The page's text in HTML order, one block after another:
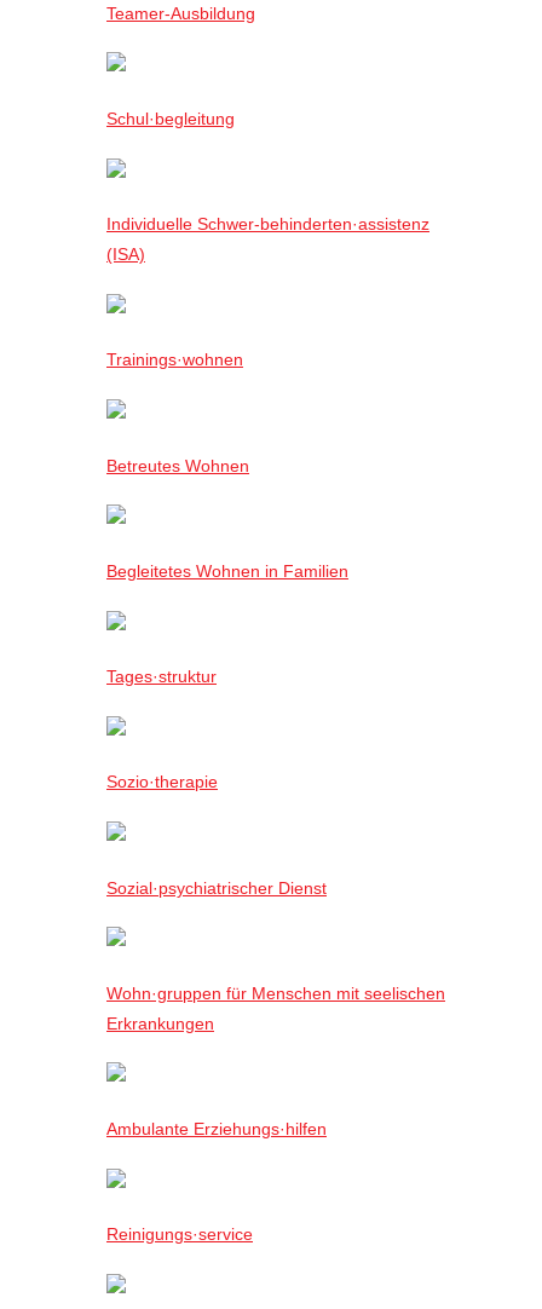
Teamer-Ausbildung
Schul·begleitung
Individuelle Schwer-behinderten·assistenz
(ISA)
Trainings·wohnen
Betreutes Wohnen
Begleitetes Wohnen in Familien
Tages·struktur
Sozio·therapie
Sozial·psychiatrischer Dienst
Wohn·gruppen für Menschen mit seelischen
Erkrankungen
Ambulante Erziehungs·hilfen
Reinigungs·service